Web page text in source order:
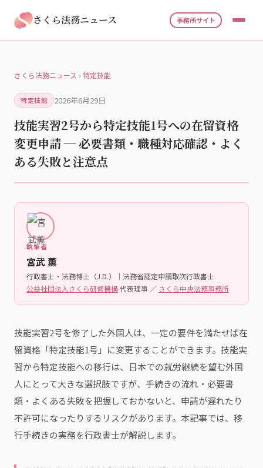
さくら法務ニュース 事務所サイト
さくら法務ニュース › 特定技能
特定技能 2026年6月29日
技能実習2号から特定技能1号への在留資格
変更申請 ─ 必要書類・職種対応確認・よく
ある失敗と注意点
執筆者
宮武 薫
行政書士・法務博士（J.D.）｜法務省認定申請取次行政書士
公益社団法人さくら研修機構代表理事 ／ さくら中央法務事務所
技能実習2号を修了した外国人は、一定の要件を満たせば在
留資格「特定技能1号」に変更することができます。技能実
習から特定技能への移行は、日本での就労継続を望む外国
人にとって大きな選択肢ですが、手続きの流れ・必要書
類・よくある失敗を把握しておかないと、申請が遅れたり
不許可になったりするリスクがあります。本記事では、移
行手続きの実務を行政書士が解説します。